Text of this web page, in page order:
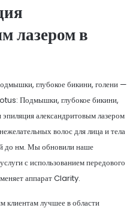
лазером в
глубокое бикини, голени —
Подмышки, глубокое бикини,
александритовым лазером
волос для лица и тела
до нм. Мы обновили наше
с использованием передового
аппарат Clarity.
клиентам лучшее в области